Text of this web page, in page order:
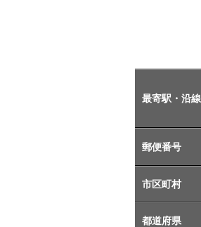
最寄駅・沿線
郵便番号
市区町村
都道府県